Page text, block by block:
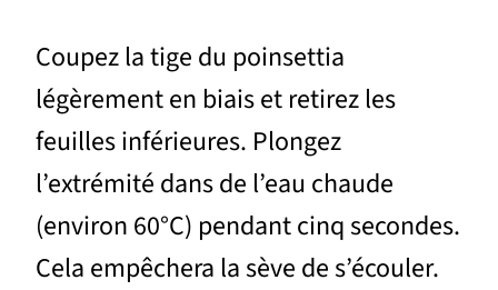
Coupez la tige du poinsettia
légèrement en biais et retirez les
feuilles inférieures. Plongez
l’extrémité dans de l’eau chaude
(environ 60°C) pendant cinq secondes.
Cela empêchera la sève de s’écouler.